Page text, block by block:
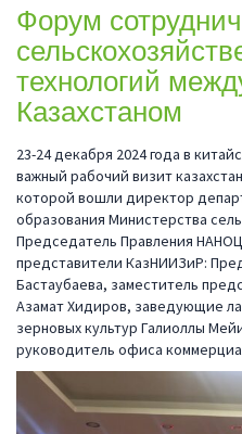
Форум
технологий
Казахстаном
23-24 декабря 2024 года в
важный рабочий визит
которой вошли директор
образования Министерства
Председатель Правления
представители КазНИИЗиР:
Бастаубаева, заместитель
Азамат Хидиров, заведующие
зерновых культур Галиоллы
руководитель офиса